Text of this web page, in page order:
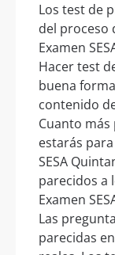
Los test de
del proceso
Examen
Hacer test
buena
contenido
Cuanto
estarás
SESA
parecidos a
Examen
Las
parecidas